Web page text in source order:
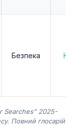
Безпека
Searches” 2025-
Повний глосарій